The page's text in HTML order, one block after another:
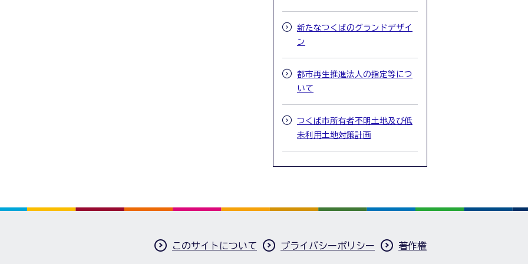
新たなつくばのグランドデザイ
ン
都市再生推進法人の指定等につ
いて
つくば市所有者不明土地及び低
未利用土地対策計画
このサイトについて プライバシーポリシー 著作権